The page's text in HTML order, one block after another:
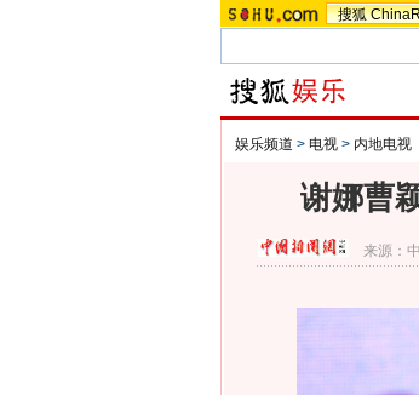
搜狐
娱乐频道 > 电视 > 内地电视
谢娜曹
来源：